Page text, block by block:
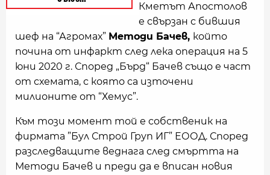
ЧЕ ВРЪЩА
УСЛУГИ НА
КМЕТА НА
СИМИТЛИ
Кметът Апостолов
е свързан с бившия
шеф на “Агромах” Методи Бачев, който
почина от инфаркт след лека операция на 5
юни 2020 г. Според „Бърд“ Бачев също е част
от схемата, с която са източени
милионите от “Хемус”.
Към този момент той е собственик на
фирмата ”Бул Строй Груп ИГ” ЕООД. Според
разследващите веднага след смъртта на
Методи Бачев и преди да е вписан новия